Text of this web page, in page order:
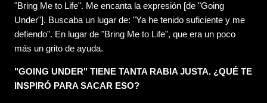
"Bring Me to Life". Me encanta la expresión [de "Going
Under"]. Buscaba un lugar de: "Ya he tenido suficiente y me
defiendo". En lugar de "Bring Me to Life", que era un poco
más un grito de ayuda.
"GOING UNDER" TIENE TANTA RABIA JUSTA. ¿QUÉ TE
INSPIRÓ PARA SACAR ESO?